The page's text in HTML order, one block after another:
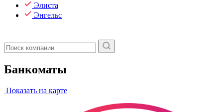
Элиста
Энгельс
Банкоматы
Показать на карте